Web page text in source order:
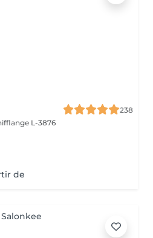
238
L-3876
de